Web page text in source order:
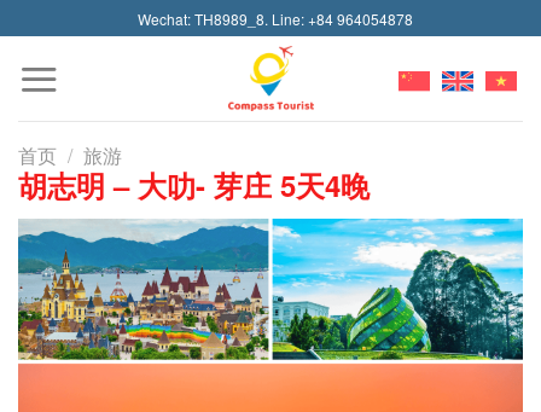
to
content
Wechat: TH8989_8. Line: +84 964054878
首页 / 旅游
胡志明 – 大叻- 芽庄 5天4晚